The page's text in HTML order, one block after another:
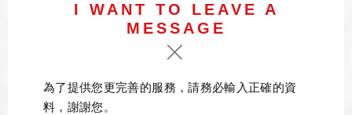
I WANT TO LEAVE A
MESSAGE
為了提供您更完善的服務，請務必輸入正確的資
料，謝謝您。